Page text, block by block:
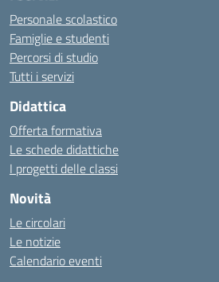
Personale scolastico
Famiglie e studenti
Percorsi di studio
Tutti i servizi
Didattica
Offerta formativa
Le schede didattiche
I progetti delle classi
Novità
Le circolari
Le notizie
Calendario eventi